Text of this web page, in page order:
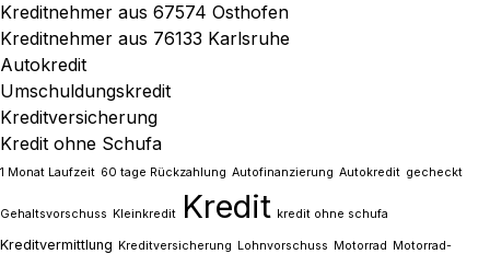
Kreditnehmer aus 67574 Osthofen
Kreditnehmer aus 76133 Karlsruhe
Autokredit
Umschuldungskredit
Kreditversicherung
Kredit ohne Schufa
1 Monat Laufzeit 60 tage Rückzahlung Autofinanzierung Autokredit gecheckt
Gehaltsvorschuss Kleinkredit Kredit kredit ohne schufa
Kreditvermittlung Kreditversicherung Lohnvorschuss Motorrad Motorrad-